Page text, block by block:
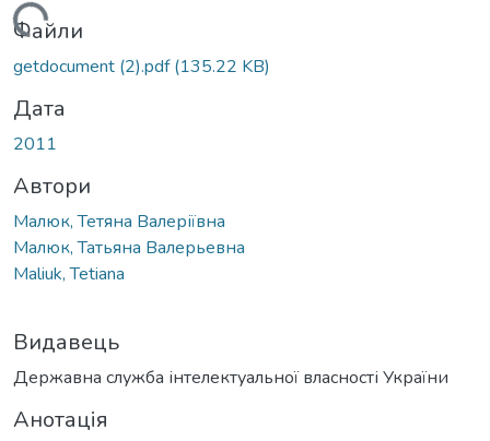
Вантажиться...
Файли
getdocument (2).pdf(135.22 KB)
Дата
2011
Автори
Малюк, Тетяна Валеріївна
Малюк, Татьяна Валерьевна
Maliuk, Tetiana
Видавець
Державна служба інтелектуальної власності України
Анотація